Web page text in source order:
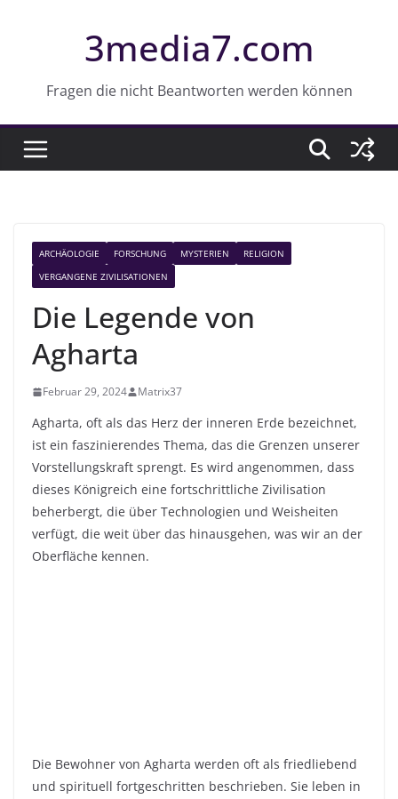
3media7.com
Fragen die nicht Beantworten werden können
ARCHÄOLOGIE FORSCHUNG MYSTERIEN
RELIGION
VERGANGENE ZIVILISATIONEN
Die Legende von
Agharta
Februar 29, 2024 Matrix37
Agharta, oft als das Herz der inneren Erde bezeichnet,
ist ein faszinierendes Thema, das die Grenzen unserer
Vorstellungskraft sprengt. Es wird angenommen, dass
dieses Königreich eine fortschrittliche Zivilisation
beherbergt, die über Technologien und Weisheiten
verfügt, die weit über das hinausgehen, was wir an der
Oberfläche kennen.
Die Bewohner von Agharta werden oft als friedliebend
und spirituell fortgeschritten beschrieben. Sie leben in